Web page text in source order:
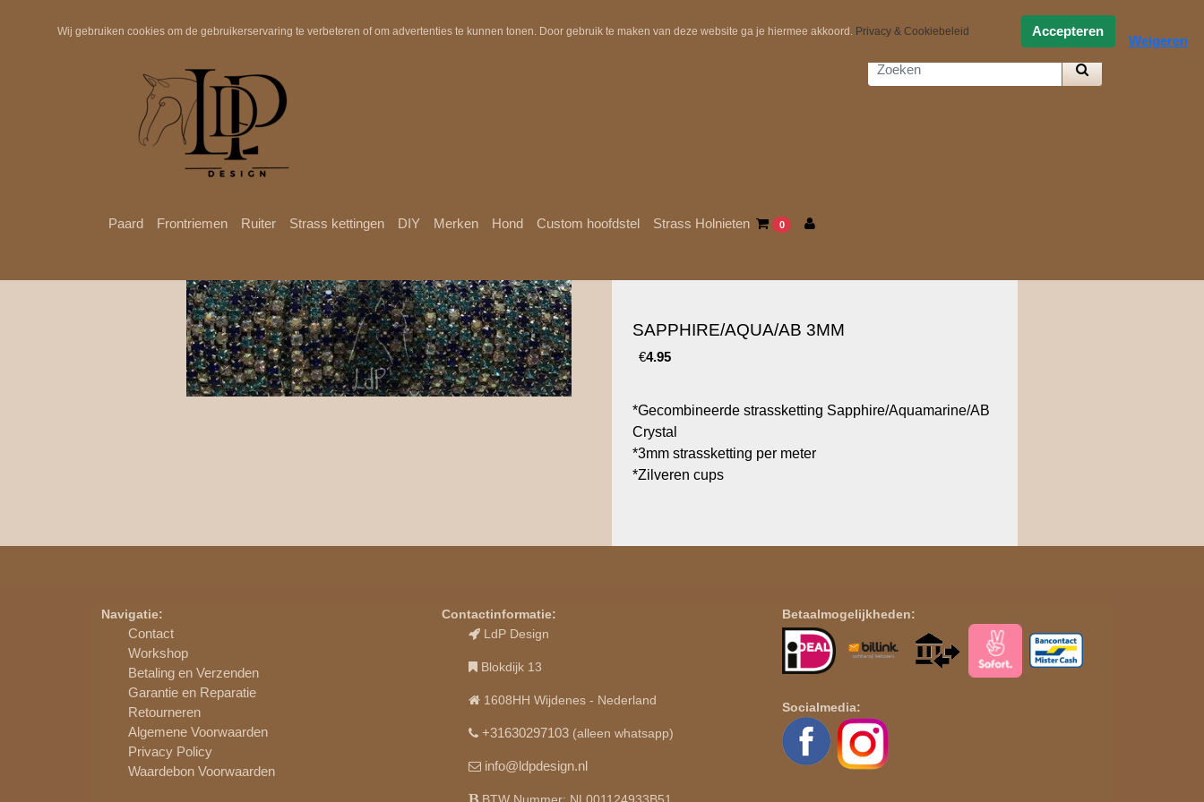
Paard Frontriemen Ruiter Strass kettingen DIY Merken Hond Custom hoofdstel Strass Holnieten 0
SAPPHIRE/AQUA/AB 3MM
€4.95
*Gecombineerde strassketting Sapphire/Aquamarine/AB
Crystal
*3mm strassketting per meter
*Zilveren cups
Navigatie:
Contact
Workshop
Betaling en Verzenden
Garantie en Reparatie
Retourneren
Algemene Voorwaarden
Privacy Policy
Waardebon Voorwaarden
Contactinformatie:
LdP Design
Blokdijk 13
1608HH Wijdenes - Nederland
+31630297103 (alleen whatsapp)
info@ldpdesign.nl
BTW Nummer: NL001124933B51
Betaalmogelijkheden:
Socialmedia:
Wij gebruiken cookies om de gebruikerservaring te verbeteren of om advertenties te kunnen tonen. Door gebruik te maken van deze website ga je hiermee akkoord. Privacy & Cookiebeleid Accepteren
Weigeren